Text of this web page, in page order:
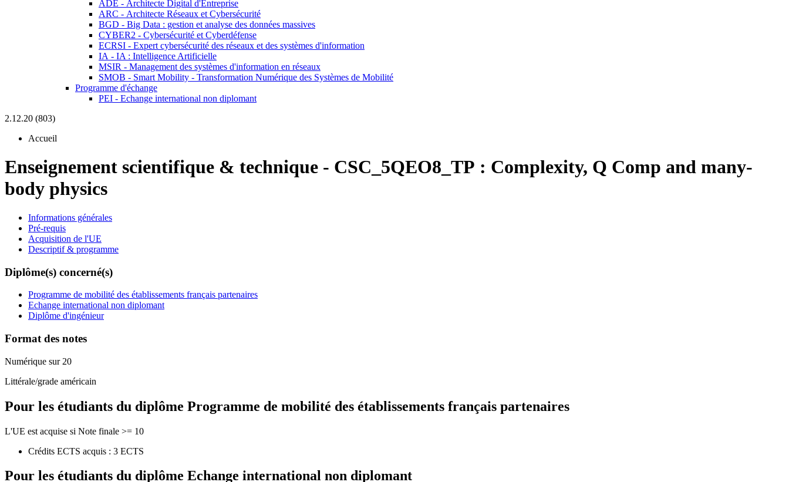
ADE - Architecte Digital d'Entreprise
ARC - Architecte Réseaux et Cybersécurité
BGD - Big Data : gestion et analyse des données massives
CYBER2 - Cybersécurité et Cyberdéfense
ECRSI - Expert cybersécurité des réseaux et des systèmes d'information
IA - IA : Intelligence Artificielle
MSIR - Management des systèmes d'information en réseaux
SMOB - Smart Mobility - Transformation Numérique des Systèmes de Mobilité
Programme d'échange
PEI - Echange international non diplomant
2.12.20 (803)
Accueil
Enseignement scientifique & technique - CSC_5QEO8_TP : Complexity, Q Comp and many-
body physics
Informations générales
Pré-requis
Acquisition de l'UE
Descriptif & programme
Diplôme(s) concerné(s)
Programme de mobilité des établissements français partenaires
Echange international non diplomant
Diplôme d'ingénieur
Format des notes
Numérique sur 20
Littérale/grade américain
Pour les étudiants du diplôme Programme de mobilité des établissements français partenaires
L'UE est acquise si Note finale >= 10
Crédits ECTS acquis : 3 ECTS
Pour les étudiants du diplôme Echange international non diplomant